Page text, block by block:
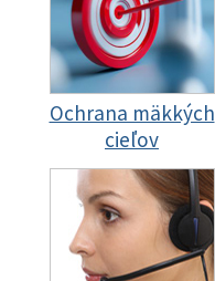
Ochrana mäkkých
cieľov